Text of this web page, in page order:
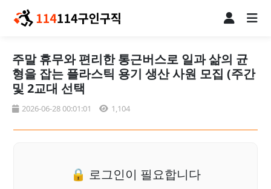
주말 휴무와 편리한 통근버스로 일과 삶의 균
형을 잡는 플라스틱 용기 생산 사원 모집 (주간
및 2교대 선택
2026-06-28 00:01:01 1,104
🔒 로그인이 필요합니다